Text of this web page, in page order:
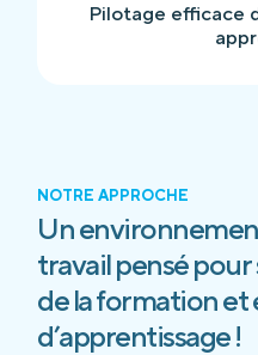
Pilotage efficace
NOTRE APPROCHE
Un
travail pensé
de la formation et
d’apprentissage !